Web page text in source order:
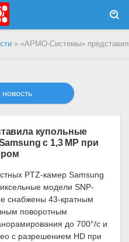
» «АРМО-Системы»
купольные
с 1,3 МР при
PTZ-камер Samsung
модели SNP-
снабжены 43-кратным
поворотным
до 700°/с и
с разрешением HD при